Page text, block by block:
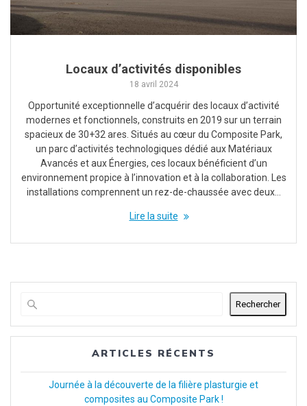
Locaux d’activités disponibles
18 avril 2024
Opportunité exceptionnelle d’acquérir des locaux d’activité
modernes et fonctionnels, construits en 2019 sur un terrain
spacieux de 30+32 ares. Situés au cœur du Composite Park,
un parc d’activités technologiques dédié aux Matériaux
Avancés et aux Énergies, ces locaux bénéficient d’un
environnement propice à l’innovation et à la collaboration. Les
installations comprennent un rez-de-chaussée avec deux…
Lire la suite
Rechercher
ARTICLES RÉCENTS
Journée à la découverte de la filière plasturgie et
composites au Composite Park !